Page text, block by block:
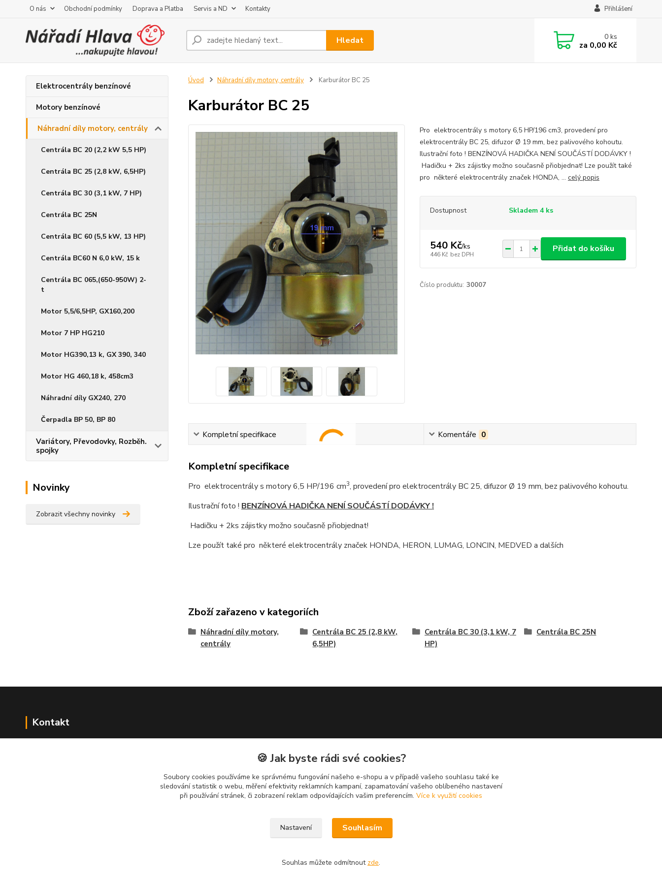
O nás Obchodní podmínky Doprava a Platba Servis a ND Kontakty Přihlášení
Hledat 0ks
za 0,00 Kč
Elektrocentrály benzínové
Motory benzínové
Náhradní díly motory, centrály
Centrála BC 20 (2,2 kW 5,5 HP)
Centrála BC 25 (2,8 kW, 6,5HP)
Centrála BC 30 (3,1 kW, 7 HP)
Centrála BC 25N
Centrála BC 60 (5,5 kW, 13 HP)
Centrála BC60 N 6,0 kW, 15 k
Centrála BC 065,(650-950W) 2-
t
Motor 5,5/6,5HP, GX160,200
Motor 7 HP HG210
Motor HG390,13 k, GX 390, 340
Motor HG 460,18 k, 458cm3
Náhradní díly GX240, 270
Čerpadla BP 50, BP 80
Variátory, Převodovky, Rozběh.
spojky
Novinky
Zobrazit všechny novinky
Úvod Náhradní díly motory, centrály Karburátor BC 25
Karburátor BC 25
Pro elektrocentrály s motory 6,5 HP/196 cm3, provedení pro
elektrocentrály BC 25, difuzor Ø 19 mm, bez palivového kohoutu.
Ilustrační foto ! BENZÍNOVÁ HADIČKA NENÍ SOUČÁSTÍ DODÁVKY !
Hadičku + 2ks zájistky možno současně přiobjednat! Lze použít také
pro některé elektrocentrály značek HONDA, ... celý popis
Dostupnost Skladem 4 ks
540 Kč/ks
446 Kč bez DPH
Přidat do košíku
Číslo produktu: 30007
Kompletní specifikace Komentáře 0
Kompletní specifikace
Pro elektrocentrály s motory 6,5 HP/196 cm3, provedení pro elektrocentrály BC 25, difuzor Ø 19 mm, bez palivového kohoutu.
Ilustrační foto ! BENZÍNOVÁ HADIČKA NENÍ SOUČÁSTÍ DODÁVKY !
Hadičku + 2ks zájistky možno současně přiobjednat!
Lze použít také pro některé elektrocentrály značek HONDA, HERON, LUMAG, LONCIN, MEDVED a dalších
Zboží zařazeno v kategoriích
Náhradní díly motory,
centrály
Centrála BC 25 (2,8 kW,
6,5HP)
Centrála BC 30 (3,1 kW, 7
HP)
Centrála BC 25N
Kontakt
🍪 Jak byste rádi své cookies?
Soubory cookies používáme ke správnému fungování našeho e-shopu a v případě vašeho souhlasu také ke
sledování statistik o webu, měření efektivity reklamních kampaní, zapamatování vašeho oblíbeného nastavení
při používání stránek, či zobrazení reklam odpovídajících vašim preferencím. Více k využití cookies
Nastavení Souhlasím
Souhlas můžete odmítnout zde.